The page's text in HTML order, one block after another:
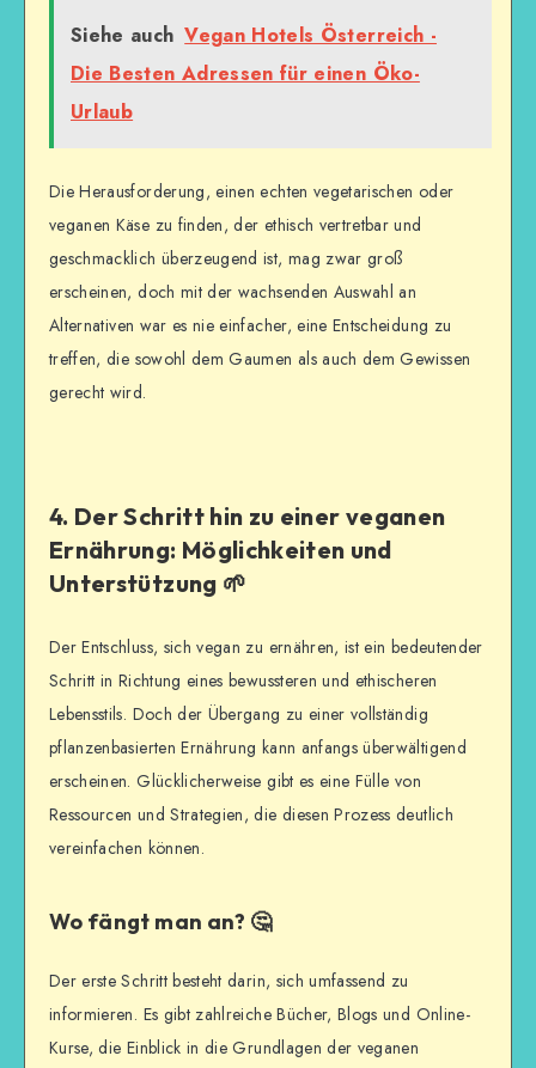
Siehe auch Vegan Hotels Österreich -
Die Besten Adressen für einen Öko-
Urlaub
Die Herausforderung, einen echten vegetarischen oder
veganen Käse zu finden, der ethisch vertretbar und
geschmacklich überzeugend ist, mag zwar groß
erscheinen, doch mit der wachsenden Auswahl an
Alternativen war es nie einfacher, eine Entscheidung zu
treffen, die sowohl dem Gaumen als auch dem Gewissen
gerecht wird.
4. Der Schritt hin zu einer veganen
Ernährung: Möglichkeiten und
Unterstützung 🌱
Der Entschluss, sich vegan zu ernähren, ist ein bedeutender
Schritt in Richtung eines bewussteren und ethischeren
Lebensstils. Doch der Übergang zu einer vollständig
pflanzenbasierten Ernährung kann anfangs überwältigend
erscheinen. Glücklicherweise gibt es eine Fülle von
Ressourcen und Strategien, die diesen Prozess deutlich
vereinfachen können.
Wo fängt man an? 🤔
Der erste Schritt besteht darin, sich umfassend zu
informieren. Es gibt zahlreiche Bücher, Blogs und Online-
Kurse, die Einblick in die Grundlagen der veganen